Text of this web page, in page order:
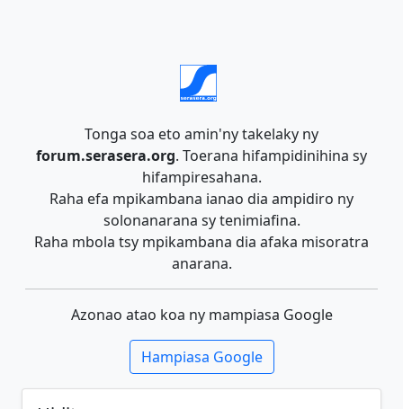
Tonga soa eto amin'ny takelaky ny
forum.serasera.org. Toerana hifampidinihina sy
hifampiresahana.
Raha efa mpikambana ianao dia ampidiro ny
solonanarana sy tenimiafina.
Raha mbola tsy mpikambana dia afaka misoratra
anarana.
Azonao atao koa ny mampiasa Google
Hampiasa Google